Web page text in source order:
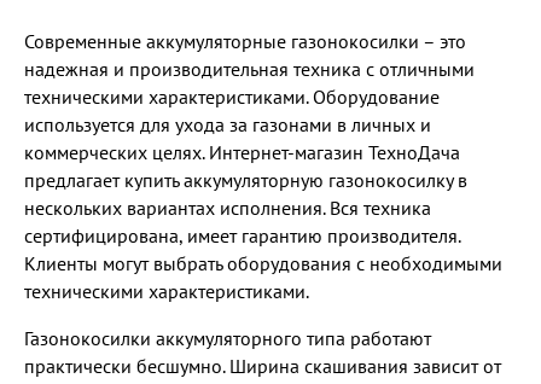
Современные аккумуляторные газонокосилки – это
надежная и производительная техника с отличными
техническими характеристиками. Оборудование
используется для ухода за газонами в личных и
коммерческих целях. Интернет-магазин ТехноДача
предлагает купить аккумуляторную газонокосилку в
нескольких вариантах исполнения. Вся техника
сертифицирована, имеет гарантию производителя.
Клиенты могут выбрать оборудования с необходимыми
техническими характеристиками.
Газонокосилки аккумуляторного типа работают
практически бесшумно. Ширина скашивания зависит от